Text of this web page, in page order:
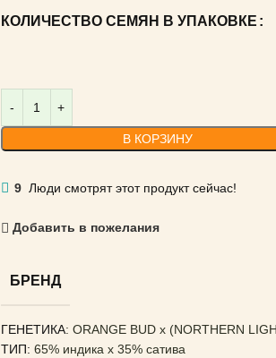
КОЛИЧЕСТВО СЕМЯН В УПАКОВКЕ
В КОРЗИНУ
9 Люди смотрят этот продукт сейчас!
Добавить в пожелания
БРЕНД
ГЕНЕТИКА: ORANGE BUD x (NORTHERN
ТИП: 65% индика x 35% сатива